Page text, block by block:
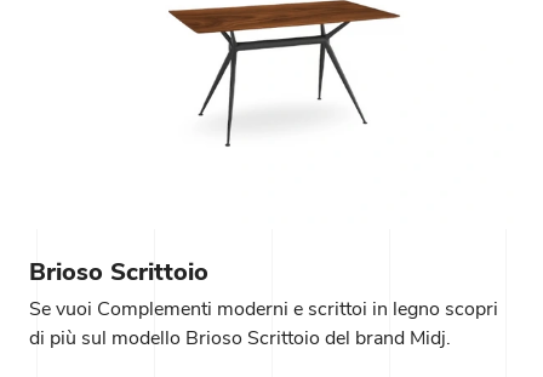
Brioso Scrittoio
Se vuoi Complementi moderni e scrittoi in legno scopri
di più sul modello Brioso Scrittoio del brand Midj.